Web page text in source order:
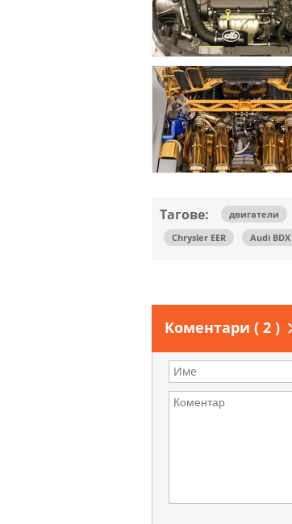
Тагове: двигатели
Chrysler EER
Аudi BDX
Коментари ( 2 )